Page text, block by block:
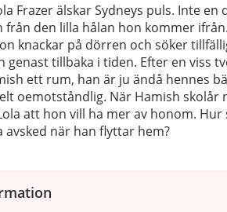
Frazer älskar Sydneys puls. Inte en
den lilla hålan hon kommer
knackar på dörren och söker
genast tillbaka i tiden. Efter en viss
ett rum, han är ju ändå hennes
oemotståndlig. När Hamish skolår
att hon vill ha mer av honom. Hur
avsked när han flyttar hem?